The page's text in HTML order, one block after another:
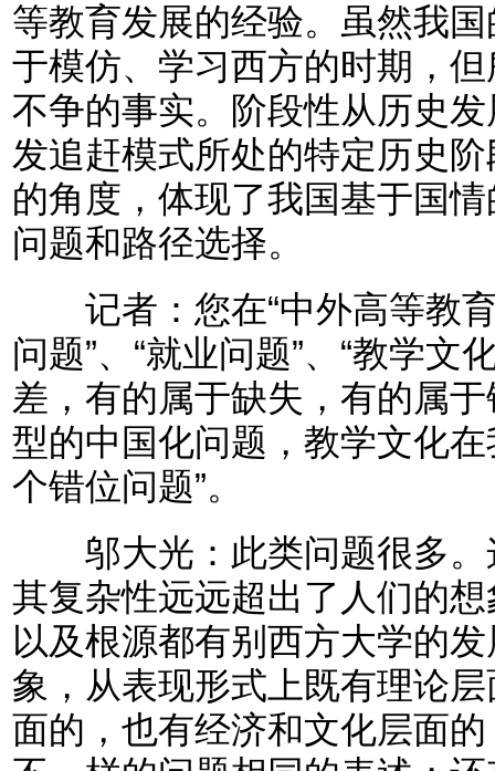
等教育发展的经验。虽然我
于模仿、学习西方的时期，
不争的事实。阶段性从历史
发追赶模式所处的特定历史
的角度，体现了我国基于国
问题和路径选择。
记者：您在“中外高等教育
问题”、“就业问题”、“教学文
差，有的属于缺失，有的属
型的中国化问题，教学文化
个错位问题”。
邬大光：此类问题很多。
其复杂性远远超出了人们的
以及根源都有别西方大学的
象，从表现形式上既有理论
面的，也有经济和文化层面